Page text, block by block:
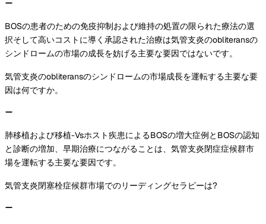
BOSの患者のための免疫抑制および維持の処置の限られた療法の選
択そして高いコストに導く承認された治療は気管支炎のobliteransの
シンドロームの市場の成長を妨げる主要な要因ではないです。
気管支炎のobliteransのシンドロームの市場成長を運転する主要な要
因は何ですか。
肺移植および移植-Vsホスト疾患によるBOSの増大症例とBOSの認知
と診断の増加、早期治療につながることは、気管支炎閉症症候群市
場を運転する主要な要因です。
気管支炎閉塞栓症候群市場でのリーディングセラピーは?